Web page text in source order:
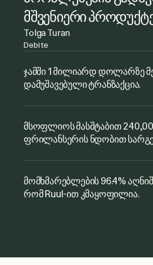
იმით, თუ როგორ
ჩემი მოთხოვნები.
Joanna Dworniczak
kyu Collective
მშვენიერი
Tolga Turan
Debite
ძალიან
შესანიშნავი სერვისი
მხარდაჭერა!
ვურჩევ!
Fabio Minuzzi
The Gate Music
ჯამში 1 მილიარდ დოლარზე
დამუშავებული ტრანზაქცია.
მსოფლიოს მასშტაბით
ფრილანსერის ნდობით
მომხმარებლების 96.4%
რომ Ruul-ით კმაყოფილია.